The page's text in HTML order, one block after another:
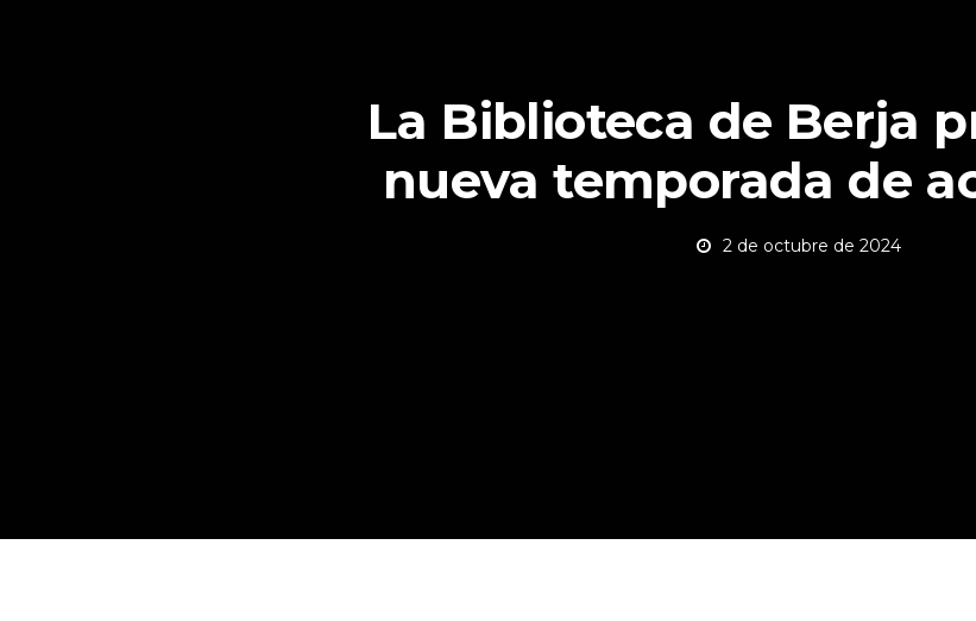
La Biblioteca de Berja
nueva temporada de
2 de octubre de 2024